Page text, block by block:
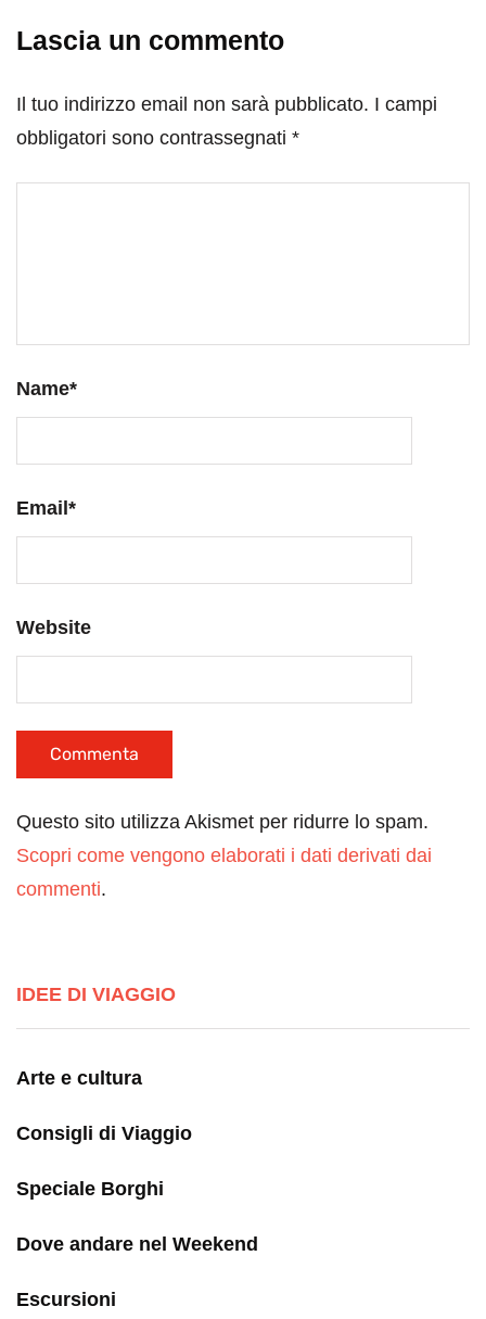
Lascia un commento
Il tuo indirizzo email non sarà pubblicato. I campi
obbligatori sono contrassegnati *
Name*
Email *
Website
Questo sito utilizza Akismet per ridurre lo spam.
Scopri come vengono elaborati i dati derivati dai
commenti.
IDEE DI VIAGGIO
Arte e cultura
Consigli di Viaggio
Speciale Borghi
Dove andare nel Weekend
Escursioni